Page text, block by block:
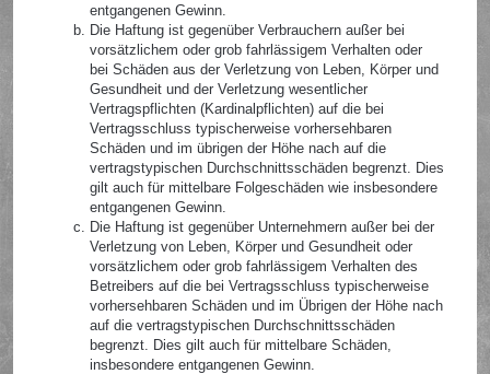
entgangenen Gewinn.
Die Haftung ist gegenüber Verbrauchern außer bei
vorsätzlichem oder grob fahrlässigem Verhalten oder
bei Schäden aus der Verletzung von Leben, Körper und
Gesundheit und der Verletzung wesentlicher
Vertragspflichten (Kardinalpflichten) auf die bei
Vertragsschluss typischerweise vorhersehbaren
Schäden und im übrigen der Höhe nach auf die
vertragstypischen Durchschnittsschäden begrenzt. Dies
gilt auch für mittelbare Folgeschäden wie insbesondere
entgangenen Gewinn.
Die Haftung ist gegenüber Unternehmern außer bei der
Verletzung von Leben, Körper und Gesundheit oder
vorsätzlichem oder grob fahrlässigem Verhalten des
Betreibers auf die bei Vertragsschluss typischerweise
vorhersehbaren Schäden und im Übrigen der Höhe nach
auf die vertragstypischen Durchschnittsschäden
begrenzt. Dies gilt auch für mittelbare Schäden,
insbesondere entgangenen Gewinn.